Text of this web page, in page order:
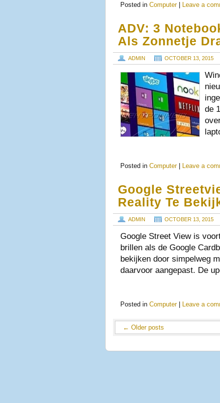
Posted in Computer Leave a
ADV: 3
Als Zonnetje
ADMIN OCTOBER 13, 2015
de
Posted in Computer Leave a
Google
Reality Te
ADMIN OCTOBER 13, 2015
Google Street View is
brillen als de Google
bekijken door simpelweg
daarvoor aangepast. De
Posted in Computer Leave a
← Older posts